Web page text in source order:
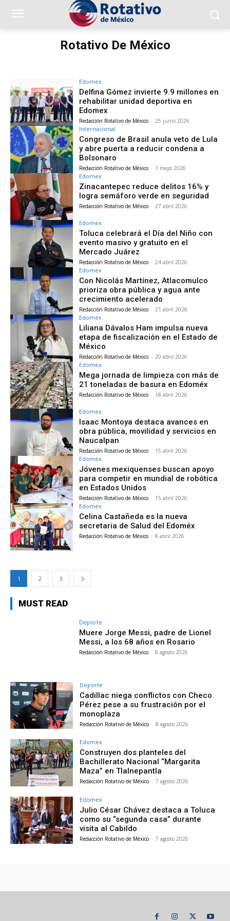
Rotativo De México
Edomex
Delfina Gómez invierte 9.9 millones en
rehabilitar unidad deportiva en
Edomex
Redacción Rotativo de México - 25 junio 2026
Internacional
Congreso de Brasil anula veto de Lula
y abre puerta a reducir condena a
Bolsonaro
Redacción Rotativo de México - 1 mayo 2026
Edomex
Zinacantepec reduce delitos 16% y
logra semáforo verde en seguridad
Redacción Rotativo de México - 27 abril 2026
Edomex
Toluca celebrará el Día del Niño con
evento masivo y gratuito en el
Mercado Juárez
Redacción Rotativo de México - 24 abril 2026
Edomex
Con Nicolás Martínez, Atlacomulco
prioriza obra pública y agua ante
crecimiento acelerado
Redacción Rotativo de México - 21 abril 2026
Edomex
Liliana Dávalos Ham impulsa nueva
etapa de fiscalización en el Estado de
México
Redacción Rotativo de México - 20 abril 2026
Edomex
Mega jornada de limpieza con más de
21 toneladas de basura en Edoméx
Redacción Rotativo de México - 18 abril 2026
Edomex
Isaac Montoya destaca avances en
obra pública, movilidad y servicios en
Naucalpan
Redacción Rotativo de México - 15 abril 2026
Edomex
Jóvenes mexiquenses buscan apoyo
para competir en mundial de robótica
en Estados Unidos
Redacción Rotativo de México - 15 abril 2026
Edomex
Celina Castañeda es la nueva
secretaria de Salud del Edoméx
Redacción Rotativo de México - 8 abril 2026
1 2 3
MUST READ
Deporte
Muere Jorge Messi, padre de Lionel
Messi, a los 68 años en Rosario
Redacción Rotativo de México - 8 agosto 2026
Deporte
Cadillac niega conflictos con Checo
Pérez pese a su frustración por el
monoplaza
Redacción Rotativo de México - 8 agosto 2026
Edomex
Construyen dos planteles del
Bachillerato Nacional “Margarita
Maza” en Tlalnepantla
Redacción Rotativo de México - 7 agosto 2026
Edomex
Julio César Chávez destaca a Toluca
como su “segunda casa” durante
visita al Cabildo
Redacción Rotativo de México - 7 agosto 2026